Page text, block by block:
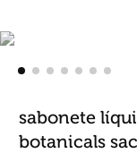
sabonete
botanicals
º iogurte
6º biscoito